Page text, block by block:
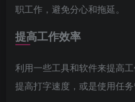
职工作，避免分心和拖延。
提高工作效率
利用一些工具和软件来提高
提高打字速度，或是使用任